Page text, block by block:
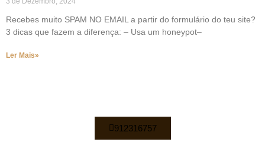
Recebes muito SPAM NO EMAIL a partir do formulário do teu site?
3 dicas que fazem a diferença: – Usa um honeypot–
Ler Mais»
912316757